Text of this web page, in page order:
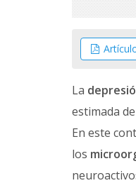
La
estimada
En este
los